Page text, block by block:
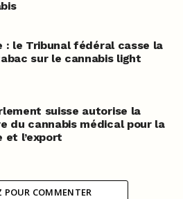
: le Tribunal fédéral casse la
sur le cannabis light
suisse autorise la
du cannabis médical pour la
et l’export
POUR COMMENTER